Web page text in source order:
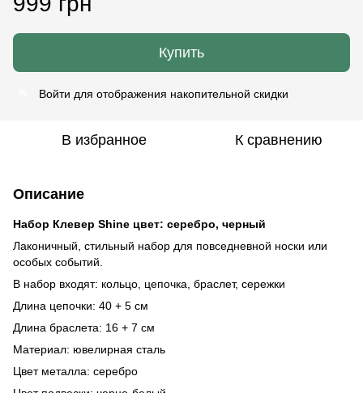
Купить
Войти для отображения накопительной скидки
В избранное К сравнению
Описание
Набор Клевер Shine цвет: серебро, черный
Лаконичный, стильный набор для повседневной носки или
особых событий.
В набор входят: кольцо, цепочка, браслет, сережки
Длина цепочки: 40 + 5 см
Длина браслета: 16 + 7 см
Материал: ювелирная сталь
Цвет металла: серебро